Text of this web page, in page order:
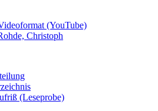
(YouTube)
Christoph
(Leseprobe)